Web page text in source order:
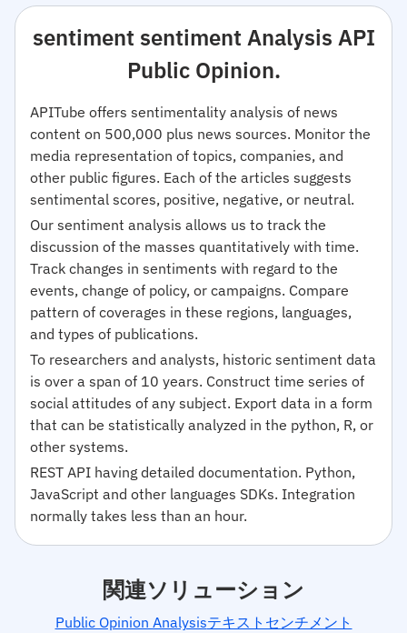
sentiment sentiment Analysis API
Public Opinion.
APITube offers sentimentality analysis of news
content on 500,000 plus news sources. Monitor the
media representation of topics, companies, and
other public figures. Each of the articles suggests
sentimental scores, positive, negative, or neutral.
Our sentiment analysis allows us to track the
discussion of the masses quantitatively with time.
Track changes in sentiments with regard to the
events, change of policy, or campaigns. Compare
pattern of coverages in these regions, languages,
and types of publications.
To researchers and analysts, historic sentiment data
is over a span of 10 years. Construct time series of
social attitudes of any subject. Export data in a form
that can be statistically analyzed in the python, R, or
other systems.
REST API having detailed documentation. Python,
JavaScript and other languages SDKs. Integration
normally takes less than an hour.
関連ソリューション
Public Opinion Analysisテキストセンチメント